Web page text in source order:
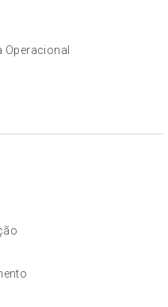
Operacional